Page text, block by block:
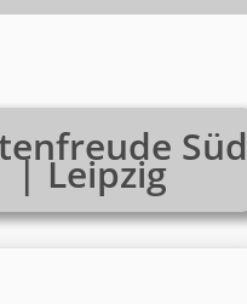
Süd
| Leipzig